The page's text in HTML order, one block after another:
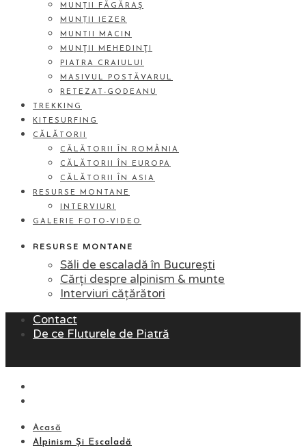
MUNȚII FĂGĂRAŞ
MUNȚII IEZER
MUNTII MACIN
MUNŢII MEHEDINŢI
PIATRA CRAIULUI
MASIVUL POSTĂVARUL
RETEZAT-GODEANU
TREKKING
KITESURFING
CĂLĂTORII
CĂLĂTORII ÎN ROMÂNIA
CĂLĂTORII ÎN EUROPA
CĂLĂTORII ÎN ASIA
RESURSE MONTANE
INTERVIURI
GALERIE FOTO-VIDEO
RESURSE MONTANE
Săli de escaladă în București
Cărți despre alpinism & munte
Interviuri cățărători
Contact
De ce Fluturele de Piatră
Acasă
Alpinism Și Escaladă